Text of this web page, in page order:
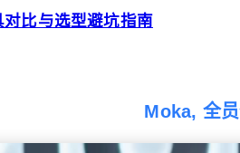
比与选型避坑指南
Moka, 全